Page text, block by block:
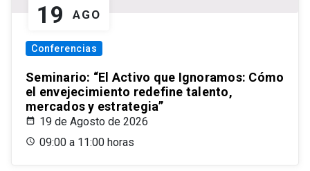
19 AGO
Conferencias
Seminario: “El Activo que Ignoramos: Cómo
el envejecimiento redefine talento,
mercados y estrategia”
19 de Agosto de 2026
09:00 a 11:00 horas